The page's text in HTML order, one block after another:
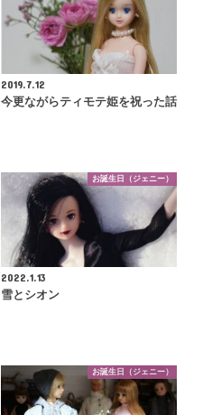
2019.7.12
今更ながらティモテ姫を祝った話
お誕生日（ジェニー）
2022.1.13
雪とシオン
お誕生日（ジェニー）